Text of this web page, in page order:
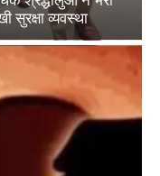
व्यवस्था